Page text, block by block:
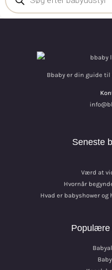
Bbaby er din guide
Seneste
Værd at
Hvornår
Hvad er babyshower
Populære